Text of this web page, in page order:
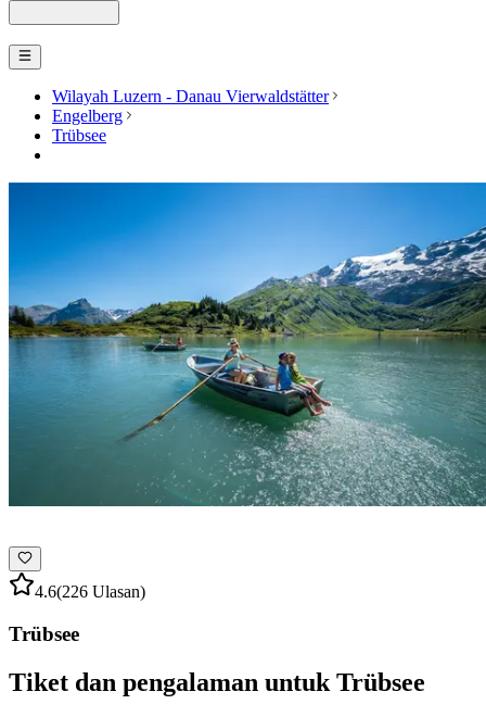
Wilayah Luzern - Danau Vierwaldstätter
Engelberg
Trübsee
4.6(226 Ulasan)
Trübsee
Tiket dan pengalaman untuk Trübsee